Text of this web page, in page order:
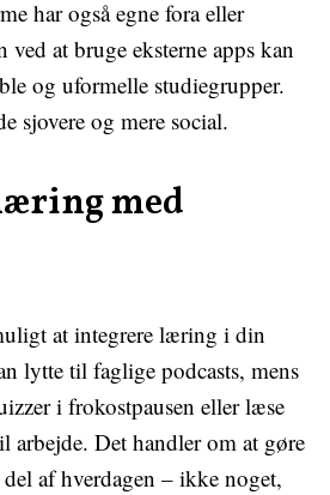
har også egne fora eller
at bruge eksterne apps kan
og uformelle studiegrupper.
sjovere og mere social.
med
at integrere læring i din
lytte til faglige podcasts, mens
i frokostpausen eller læse
arbejde. Det handler om at gøre
af hverdagen – ikke noget,